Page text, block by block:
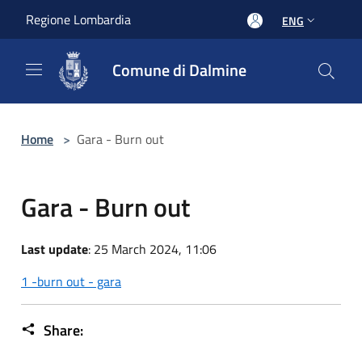
Regione Lombardia ENG
Comune di Dalmine
Home > Gara - Burn out
Gara - Burn out
Last update: 25 March 2024, 11:06
1 -burn out - gara
Share: